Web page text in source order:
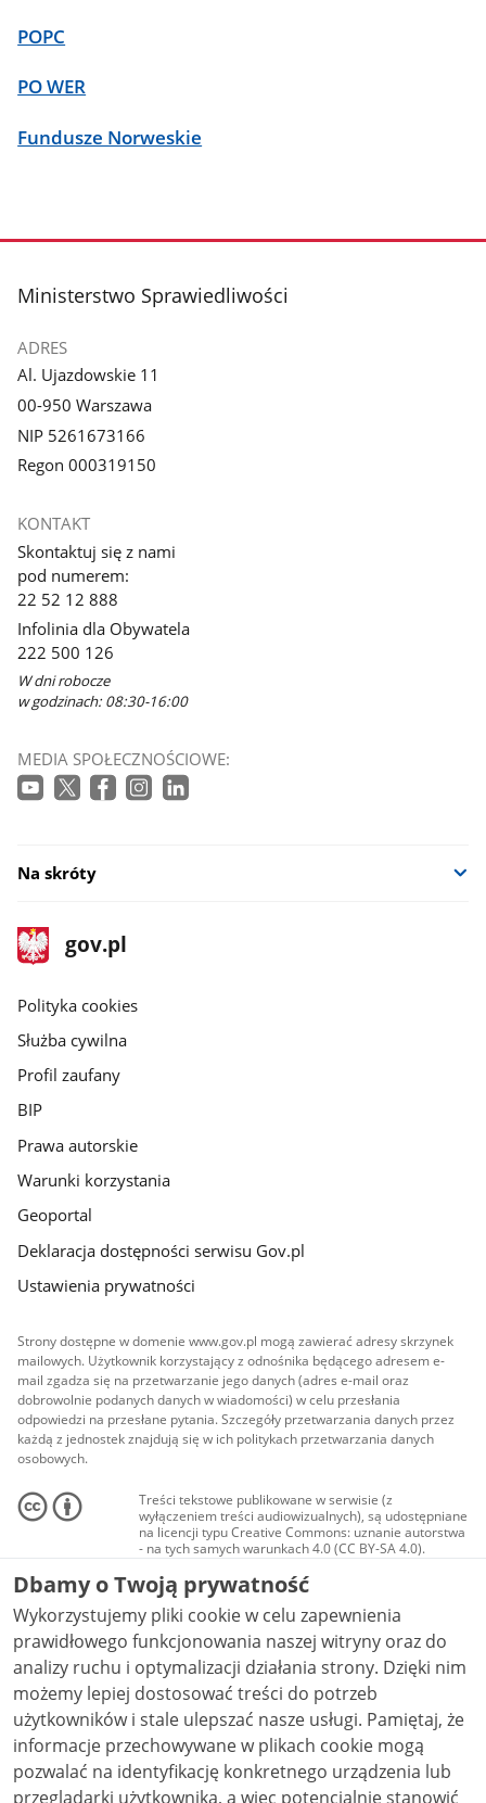
POPC
PO WER
Fundusze Norweskie
stopka
Ministerstwo Sprawiedliwości
ADRES
Al. Ujazdowskie 11
00-950 Warszawa
NIP 5261673166
Regon 000319150
KONTAKT
Skontaktuj się z nami
pod numerem:
22 52 12 888
Infolinia dla Obywatela
222 500 126
W dni robocze
w godzinach: 08:30-16:00
MEDIA SPOŁECZNOŚCIOWE:
Na skróty
stopka
gov.pl
Strona
gov.pl
gov.pl
Polityka cookies
Służba cywilna
Profil zaufany
BIP
Prawa autorskie
Warunki korzystania
Geoportal
Deklaracja dostępności serwisu Gov.pl
Ustawienia prywatności
Strony dostępne w domenie www.gov.pl mogą zawierać adresy skrzynek
mailowych. Użytkownik korzystający z odnośnika będącego adresem e-
mail zgadza się na przetwarzanie jego danych (adres e-mail oraz
dobrowolnie podanych danych w wiadomości) w celu przesłania
odpowiedzi na przesłane pytania. Szczegóły przetwarzania danych przez
każdą z jednostek znajdują się w ich politykach przetwarzania danych
osobowych.
Treści tekstowe publikowane w serwisie (z
wyłączeniem treści audiowizualnych), są udostępniane
na licencji typu Creative Commons: uznanie autorstwa
- na tych samych warunkach 4.0 (CC BY-SA 4.0).
Materiały audiowizualne, w tym zdjęcia, materiały
audio i wideo, są udostępniane na licencji typu
Creative Commons: uznanie autorstwa użycie
niekomercyjne - bez utworów zależnych 4.0 (CC BY-
NC-ND 4.0), o ile nie jest to stwierdzone inaczej.
Dbamy o Twoją prywatność
Wykorzystujemy pliki cookie w celu zapewnienia
prawidłowego funkcjonowania naszej witryny oraz do
analizy ruchu i optymalizacji działania strony. Dzięki nim
możemy lepiej dostosować treści do potrzeb
użytkowników i stale ulepszać nasze usługi. Pamiętaj, że
informacje przechowywane w plikach cookie mogą
pozwalać na identyfikację konkretnego urządzenia lub
przeglądarki użytkownika, a więc potencjalnie stanowić